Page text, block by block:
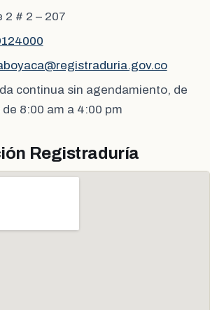
2 # 2 – 207
continua sin agendamiento, de
8:00 am a 4:00 pm
Registraduría